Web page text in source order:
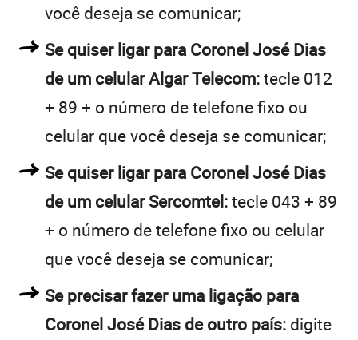
você deseja se comunicar;
Se quiser ligar para Coronel José Dias
de um celular Algar Telecom:tecle 012
+ 89 + o número de telefone fixo ou
celular que você deseja se comunicar;
Se quiser ligar para Coronel José Dias
de um celular Sercomtel:tecle 043 + 89
+ o número de telefone fixo ou celular
que você deseja se comunicar;
Se precisar fazer uma ligação para
Coronel José Dias de outro país: digite